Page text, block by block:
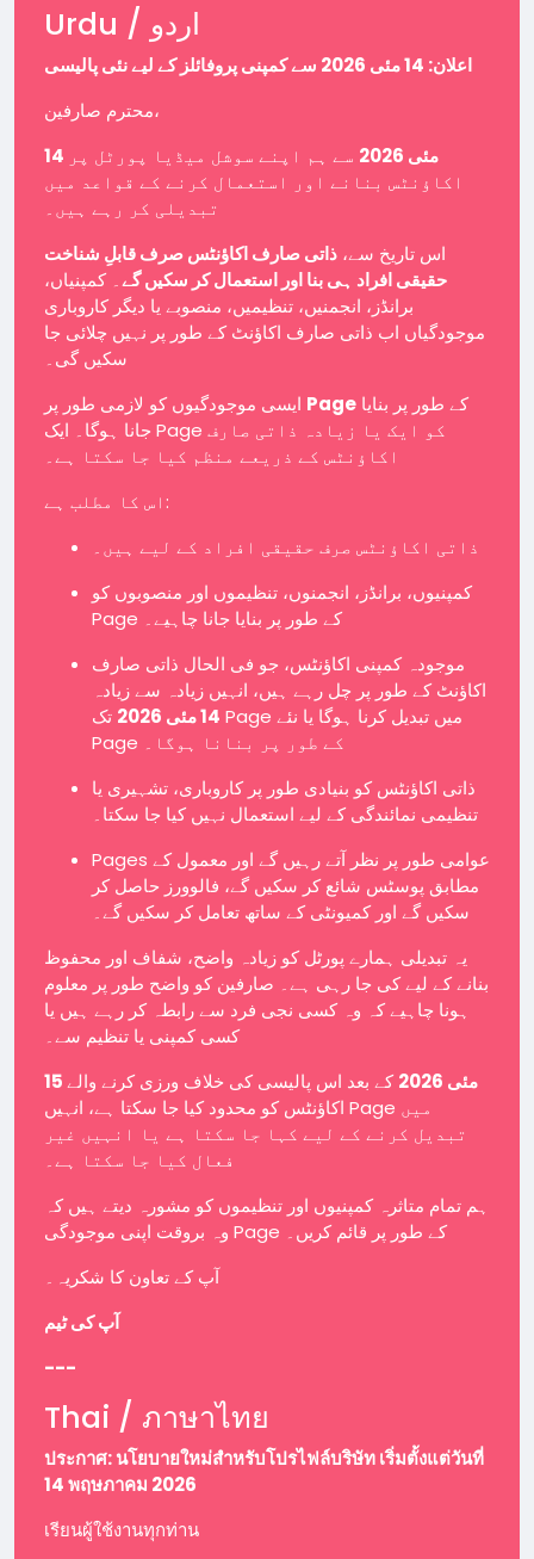
Urdu / اردو
اعلان: 14 مئی 2026 سے کمپنی پروفائلز کے لیے نئی پالیسی
محترم صارفین،
14 مئی 2026
سے ہم اپنے سوشل میڈیا پورٹل پر
اکاؤنٹس بنانے اور استعمال کرنے کے قواعد میں
تبدیلی کر رہے ہیں۔
اس تاریخ سے، ذاتی صارف اکاؤنٹس صرف قابلِ شناخت
حقیقی افراد ہی بنا اور استعمال کر سکیں گے۔ کمپنیاں،
برانڈز، انجمنیں، تنظیمیں، منصوبے یا دیگر کاروباری
موجودگیاں اب ذاتی صارف اکاؤنٹ کے طور پر نہیں چلائی جا
سکیں گی۔
Page
جانا ہوگا۔ ایک Page کو ایک یا زیادہ ذاتی صارف
اکاؤنٹس کے ذریعے منظم کیا جا سکتا ہے۔
اس کا مطلب ہے:
ذاتی اکاؤنٹس صرف حقیقی افراد کے لیے ہیں۔
کمپنیوں، برانڈز، انجمنوں، تنظیموں اور منصوبوں کو
Page کے طور پر بنایا جانا چاہیے۔
موجودہ کمپنی اکاؤنٹس، جو فی الحال ذاتی صارف
اکاؤنٹ کے طور پر چل رہے ہیں، انہیں زیادہ سے زیادہ
14 مئی 2026
تک Page میں تبدیل کرنا ہوگا یا نئے
Page کے طور پر بنانا ہوگا۔
ذاتی اکاؤنٹس کو بنیادی طور پر کاروباری، تشہیری یا
تنظیمی نمائندگی کے لیے استعمال نہیں کیا جا سکتا۔
Pages عوامی طور پر نظر آتے رہیں گے اور معمول کے
مطابق پوسٹس شائع کر سکیں گے، فالوورز حاصل کر
سکیں گے اور کمیونٹی کے ساتھ تعامل کر سکیں گے۔
یہ تبدیلی ہمارے پورٹل کو زیادہ واضح، شفاف اور محفوظ
بنانے کے لیے کی جا رہی ہے۔ صارفین کو واضح طور پر معلوم
ہونا چاہیے کہ وہ کسی نجی فرد سے رابطہ کر رہے ہیں یا
کسی کمپنی یا تنظیم سے۔
15 مئی 2026
کے بعد اس پالیسی کی خلاف ورزی کرنے والے
اکاؤنٹس کو محدود کیا جا سکتا ہے، انہیں Page میں
تبدیل کرنے کے لیے کہا جا سکتا ہے یا انہیں غیر
فعال کیا جا سکتا ہے۔
ہم تمام متاثرہ کمپنیوں اور تنظیموں کو مشورہ دیتے ہیں کہ
وہ بروقت اپنی موجودگی Page کے طور پر قائم کریں۔
آپ کے تعاون کا شکریہ۔
آپ کی ٹیم
---
Thai / ภาษาไทย
ประกาศ: นโยบายใหม่สำหรับโปรไฟล์บริษัท เริ่มตั้งแต่วันที่
14 พฤษภาคม 2026
เรียนผู้ใช้งานทุกท่าน